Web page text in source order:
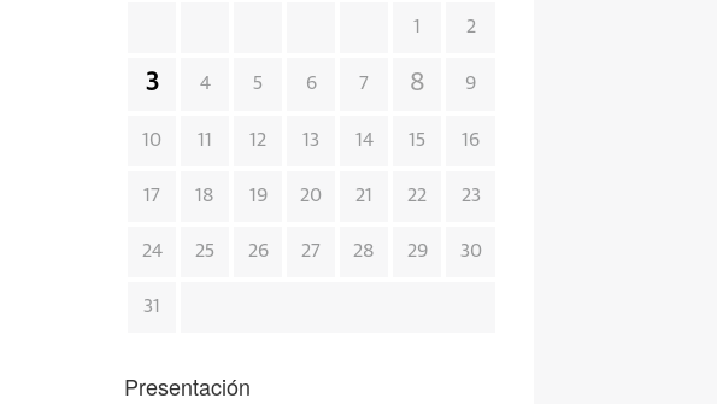
1 2
3 4 5 6 7 8 9
10 11 12 13 14 15 16
17 18 19 20 21 22 23
24 25 26 27 28 29 30
31
Presentación